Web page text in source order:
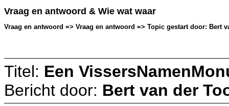
Vraag en antwoord & Wie wat waar
Vraag en antwoord => Vraag en antwoord => Topic gestart door: Bert
Titel: Een
Bericht door: Bert van der